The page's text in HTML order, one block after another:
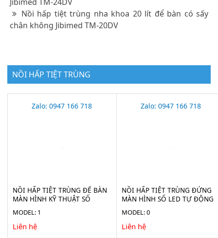
Nồi hấp tiệt trùng nha khoa 20 lít để bàn có sấy
chân không Jibimed TM-20DV
NỒI HẤP TIỆT TRÙNG
Zalo: 0947 166 718
NỒI HẤP TIỆT TRÙNG ĐỂ BÀN
MÀN HÌNH KỸ THUẬT SỐ
MODEL: 1
Liên hệ
Zalo: 0947 166 718
NỒI HẤP TIỆT TRÙNG ĐỨNG
MÀN HÌNH SỐ LED TỰ ĐỘNG
MODEL: 0
Liên hệ